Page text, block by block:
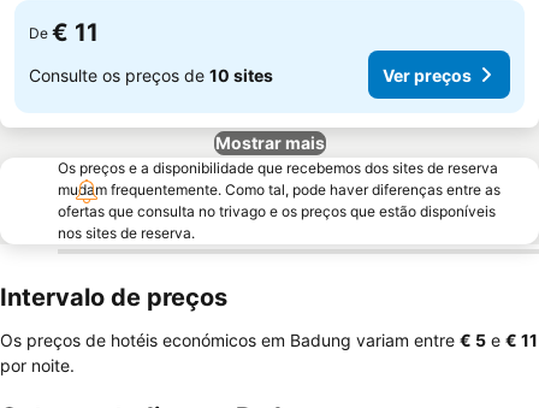
De € 11
Consulte os preços de 10 sites Ver preços
Mostrar mais
Os preços e a disponibilidade que recebemos dos sites de reserva
mudam frequentemente. Como tal, pode haver diferenças entre as
ofertas que consulta no trivago e os preços que estão disponíveis
nos sites de reserva.
Intervalo de preços
Os preços de hotéis económicos em Badung variam entre ‎€ 5 e ‎€ 11
por noite.